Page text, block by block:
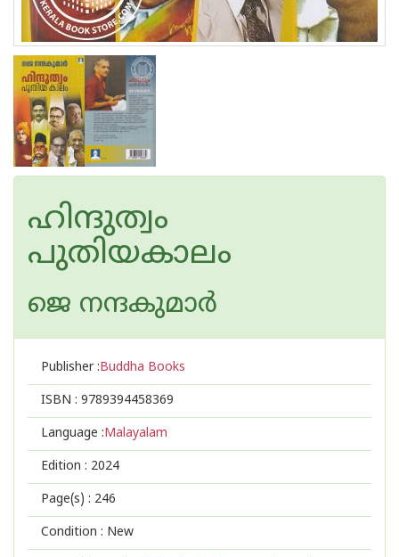
ഹിന്ദുത്വം
പുതിയകാലം
ജെ നന്ദകുമാര്‍
Publisher :Buddha Books
ISBN : 9789394458369
Language :Malayalam
Edition : 2024
Page(s) : 246
Condition : New